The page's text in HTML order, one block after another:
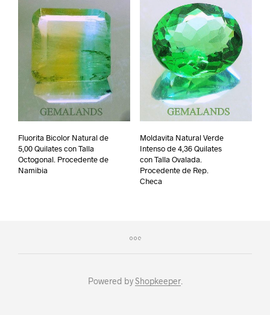
Fluorita Bicolor Natural de
5,00 Quilates con Talla
Octogonal. Procedente de
Namibia
Moldavita Natural Verde
Intenso de 4,36 Quilates
con Talla Ovalada.
Procedente de Rep.
Checa
Powered byShopkeeper.